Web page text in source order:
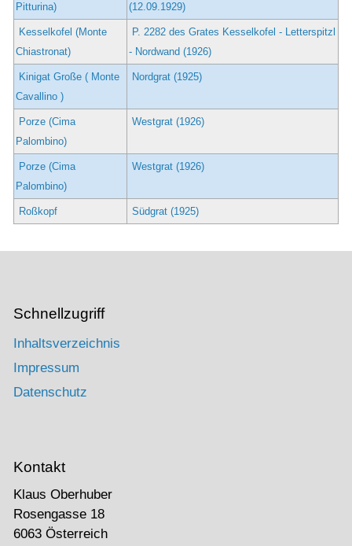
Pitturina)
(12.09.1929)
Kesselkofel (Monte
Chiastronat)
P. 2282 des Grates Kesselkofel - Letterspitzl
- Nordwand (1926)
Kinigat Große ( Monte
Cavallino )
Nordgrat (1925)
Porze (Cima
Palombino)
Westgrat (1926)
Porze (Cima
Palombino)
Westgrat (1926)
Roßkopf Südgrat (1925)
Schnellzugriff
Inhaltsverzeichnis
Impressum
Datenschutz
Kontakt
Klaus Oberhuber
Rosengasse 18
6063 Österreich